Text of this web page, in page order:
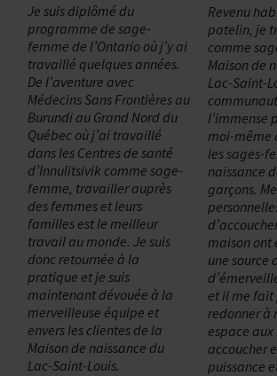
Je suis diplômé du
programme de sage-
femme de l’Ontario où j’y ai
travaillé quelques années.
De l’aventure avec
Médecins Sans Frontières au
Burundi au Grand Nord du
Québec où j’ai travaillé
dans les Centres de santé
d’Innulitsivik comme sage-
femme, travailler auprès
des femmes et leurs
familles est le meilleur
travail au monde. Je suis
donc retournée à la
pratique et je suis
maintenant dévouée à la
merveilleuse équipe et
envers les clientes de la
Maison de naissance du
Lac-Saint-Louis.
Revenu
patelin, je
comme
Maison de
Lac-Saint-
l’immense
moi-même
les sages-
naissance
garçons.
maison ont
une source
et il me fait
redonner à
espace
accoucher
puissance